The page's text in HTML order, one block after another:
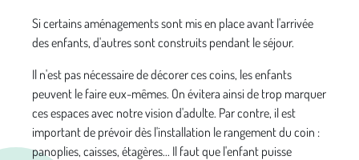
Si certains aménagements sont mis en place avant l'arrivée
des enfants, d'autres sont construits pendant le séjour.
Il n'est pas nécessaire de décorer ces coins, les enfants
peuvent le faire eux-mêmes. On évitera ainsi de trop marquer
ces espaces avec notre vision d'adulte. Par contre, il est
important de prévoir dès l'installation le rangement du coin :
panoplies, caisses, étagères... Il faut que l'enfant puisse